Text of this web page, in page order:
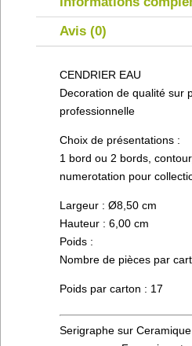
Avis (0)
CENDRIER EAU
Decoration de qualité sur
professionnelle
Choix de présentations :
1 bord ou 2 bords,
numerotation pour
Largeur : Ø8,50 cm
Hauteur : 6,00 cm
Poids :
Nombre de pièces par
Poids par carton : 17
Serigraphe sur